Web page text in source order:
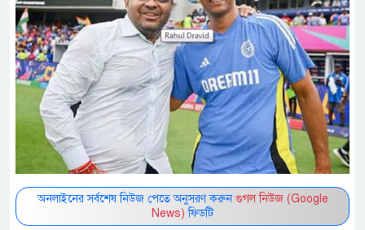
অনলাইনের সর্বশেষ নিউজ পেতে অনুসরণ করুন গুগল নিউজ (Google
News) ফিডটি